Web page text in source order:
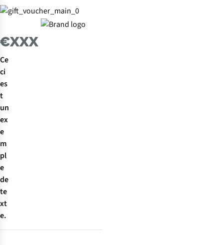
€XXX
Ce
ci
es
t
un
ex
e
m
pl
e
de
te
xt
e.